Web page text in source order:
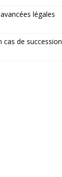
légales
cas de succession